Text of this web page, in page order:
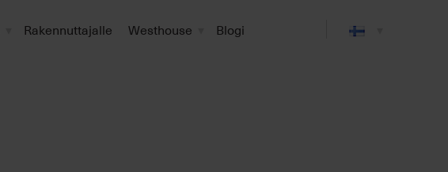
Rakennuttajalle Westhouse Blogi